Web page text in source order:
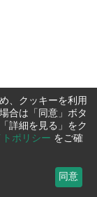
、クッキーを利用
合は「同意」ボタ
詳細を見る」をク
トポリシー をご確
同意